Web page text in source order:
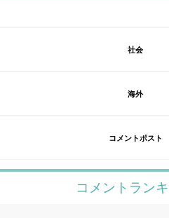
社会
海外
コメントポスト